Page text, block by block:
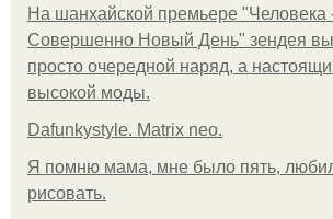
На шанхайской премьере "Человека
Совершенно Новый День" зендея
просто очередной наряд, а
высокой моды.
Dafunkystyle. Matrix neo.
Я помню мама, мне было пять,
рисовать.